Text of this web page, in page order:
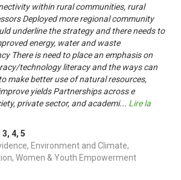
within rural communities, rural
Deployed more regional community
underline the strategy and there needs to
energy, water and waste
There is need to place an emphasis on
technology literacy and the ways can
make better use of natural resources,
yields Partnerships across e
private sector, and academi... Lire la
3, 4, 5
Environment and Climate,
Women & Youth Empowerment